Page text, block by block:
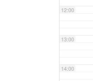
12:00
13:00
14:00